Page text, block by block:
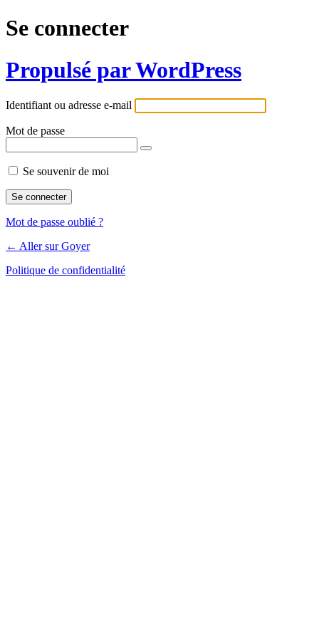
Se connecter
Propulsé par WordPress
Identifiant ou adresse e-mail
Mot de passe
Se souvenir de moi
Mot de passe oublié ?
← Aller sur Goyer
Politique de confidentialité